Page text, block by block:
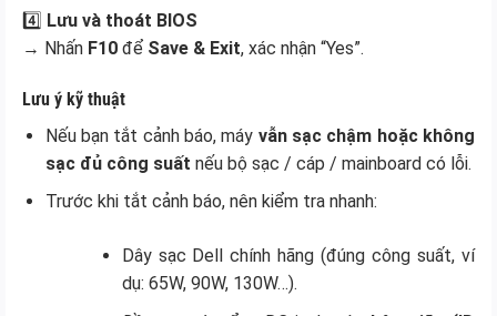
4️⃣ Lưu và thoát BIOS
→ Nhấn F10 để Save & Exit, xác nhận “Yes”.
Lưu ý kỹ thuật
Nếu bạn tắt cảnh báo, máy vẫn sạc chậm hoặc không
sạc đủ công suất nếu bộ sạc / cáp / mainboard có lỗi.
Trước khi tắt cảnh báo, nên kiểm tra nhanh:
Dây sạc Dell chính hãng (đúng công suất, ví
dụ: 65W, 90W, 130W…).